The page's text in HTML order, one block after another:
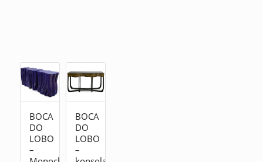
BOCA
DO
LOBO
–
BOCA
DO
LOBO
–